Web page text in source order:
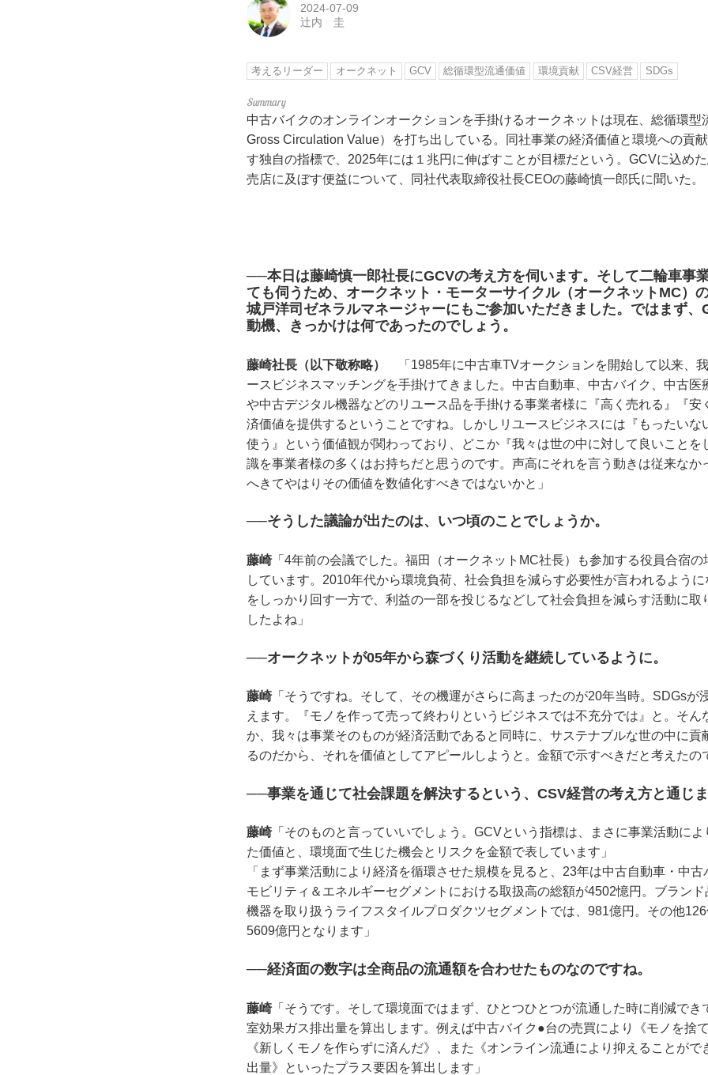
2024-07-09
辻内 圭
考えるリーダー オークネット GCV 総循環型流通価値 環境貢献 CSV経営 SDGs
中古バイクのオンラインオークションを手掛けるオークネットは現在、総循環型
Gross Circulation Value）を打ち出している。同社事業の経済価値と環境への貢
す独自の指標で、2025年には１兆円に伸ばすことが目標だという。GCVに込め
売店に及ぼす便益について、同社代表取締役社長CEOの藤崎慎一郎氏に聞いた。
──本日は藤崎慎一郎社長にGCVの考え方を伺います。そして二輪車事
ても伺うため、オークネット・モーターサイクル（オークネットMC）
城戸洋司ゼネラルマネージャーにもご参加いただきました。ではまず、
動機、きっかけは何であったのでしょう。
藤崎社長（以下敬称略）
「1985年に中古車TVオークションを開始して以来、
ースビジネスマッチングを手掛けてきました。中古自動車、中古バイク、中古医
や中古デジタル機器などのリユース品を手掛ける事業者様に『高く売れる』『安
済価値を提供するということですね。しかしリユースビジネスには『もったいな
使う』という価値観が関わっており、どこか『我々は世の中に対して良いことを
識を事業者様の多くはお持ちだと思うのです。声高にそれを言う動きは従来なか
へきてやはりその価値を数値化すべきではないかと」
──そうした議論が出たのは、いつ頃のことでしょうか。
藤崎「4年前の会議でした。福田（オークネットMC社長）も参加する役員合宿の
しています。2010年代から環境負荷、社会負担を減らす必要性が言われるよう
をしっかり回す一方で、利益の一部を投じるなどして社会負担を減らす活動に取
したよね」
──オークネットが05年から森づくり活動を継続しているように。
藤崎「そうですね。そして、その機運がさらに高まったのが20年当時。SDGsが
えます。『モノを作って売って終わりというビジネスでは不充分では』と。そん
か、我々は事業そのものが経済活動であると同時に、サステナブルな世の中に貢
るのだから、それを価値としてアピールしようと。金額で示すべきだと考えたの
──事業を通じて社会課題を解決するという、CSV経営の考え方と通じ
藤崎「そのものと言っていいでしょう。GCVという指標は、まさに事業活動に
た価値と、環境面で生じた機会とリスクを金額で表しています」
「まず事業活動により経済を循環させた規模を見ると、23年は中古自動車・中
モビリティ＆エネルギーセグメントにおける取扱高の総額が4502憶円。ブラン
機器を取り扱うライフスタイルプロダクツセグメントでは、981億円。その他
5609億円となります」
──経済面の数字は全商品の流通額を合わせたものなのですね。
藤崎「そうです。そして環境面ではまず、ひとつひとつが流通した時に削減でき
室効果ガス排出量を算出します。例えば中古バイク●台の売買により《モノを捨
《新しくモノを作らずに済んだ》、また《オンライン流通により抑えることがで
出量》といったプラス要因を算出します」